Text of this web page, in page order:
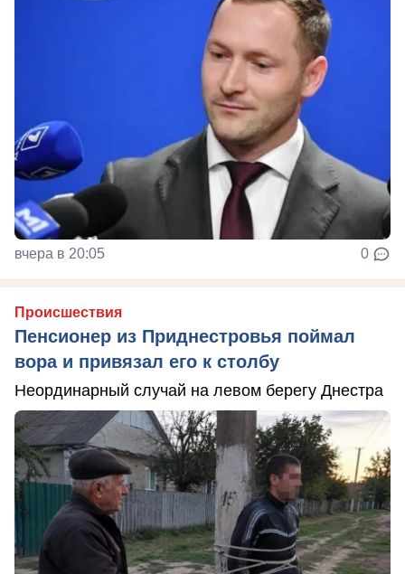
вчера в 20:05 0
Происшествия
Пенсионер из Приднестровья поймал
вора и привязал его к столбу
Неординарный случай на левом берегу Днестра